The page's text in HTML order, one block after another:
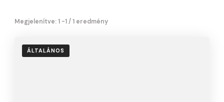
Megjelenítve: 1 -1 / 1 eredmény
ÁLTALÁNOS